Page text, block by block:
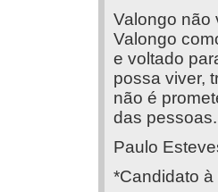
Valongo não
Valongo
e voltado
possa viver,
não é
das
Paulo
*Candidato